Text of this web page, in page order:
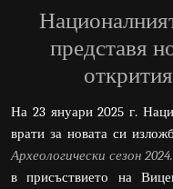
представя
На 23 януари 2025 г.
врати за новата си
Археологически сезон
в присъствието на